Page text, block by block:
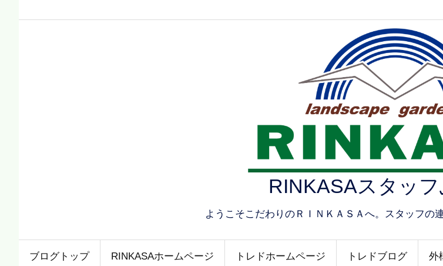
RINKASAスタッフ
ようこそこだわりのＲＩＮＫＡＳＡへ。スタッフの
ブログトップ RINKASAホームページ トレドホームページ トレドブログ 外